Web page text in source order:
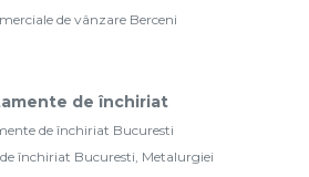
de vânzare Berceni
de închiriat
de închiriat Bucuresti
închiriat Bucuresti, Metalurgiei